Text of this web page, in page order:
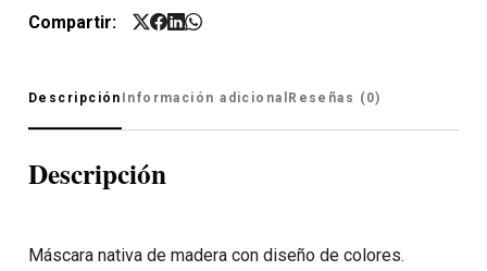
Compartir:
Descripción Información adicional Reseñas (0)
Descripción
Máscara nativa de madera con diseño de colores.